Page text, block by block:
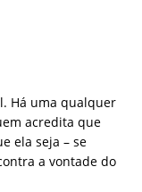
Há uma qualquer
acredita que
ela seja – se
a vontade do